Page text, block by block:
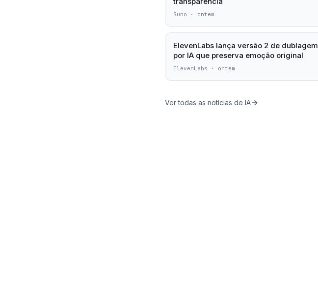
Suno · ontem
ElevenLabs lança versão 2 de dublagem
por IA que preserva emoção original
ElevenLabs · ontem
Ver todas as notícias de IA